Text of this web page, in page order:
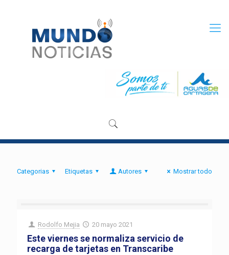
Categorias Etiquetas Autores Mostrar todo
Rodolfo Mejia 20 mayo 2021
Este viernes se normaliza servicio de
recarga de tarjetas en Transcaribe